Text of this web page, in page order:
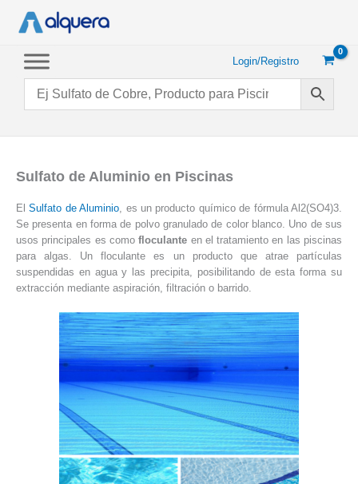
Login/Registro
Sulfato de Aluminio en Piscinas
ElSulfato de Aluminio , es un producto químico de fórmula Al2(SO4)3.
Se presenta en forma de polvo granulado de color blanco. Uno de sus
usos principales es comofloculante en el tratamiento en las piscinas
para algas. Un floculante es un producto que atrae partículas
suspendidas en agua y las precipita, posibilitando de esta forma su
extracción mediante aspiración, filtración o barrido.